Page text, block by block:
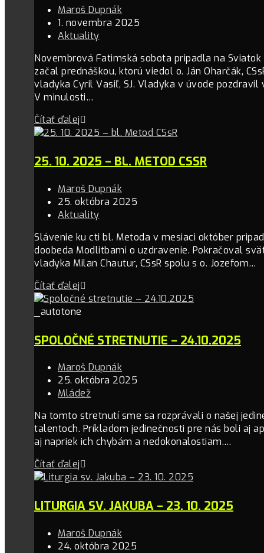
Maroš Dupnák
1. novembra 2025
Aktuality
Novembrová Fatimská sobota pripadla na
začal prednáškou, ktorú viedol o. Ján Oharčák,
vladyka Cyril Vasiľ, SJ. Vladyka v úvode
V minulosti…
Čítať ďalej
25. 10. 2025 – BL. METOD CSSR
Maroš Dupnák
25. októbra 2025
Aktuality
Slávenie ku cti bl. Metoda v mesiaci október
doobeda Modlitbami o uzdravenie. Pokračoval
vladyka Milan Chautur, CSsR spolu s o. Jozefom…
Čítať ďalej
_autotone
SPOLOČNÉ STRETNUTIE – 24.10.2025
Maroš Dupnák
25. októbra 2025
Mládež
Na tomto stretnutí sme sa rozprávali o našej
talentoch. Príkladom jedinečnosti pre nás boli aj
aj napriek ich chybám a nedokonalostiam.…
Čítať ďalej
LITURGIA SV. JAKUBA – 23. 10. 2025
Maroš Dupnák
24. októbra 2025